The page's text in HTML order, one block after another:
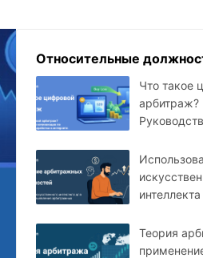
Относительные
Что такое
арбитраж?
онлайн-
Теория